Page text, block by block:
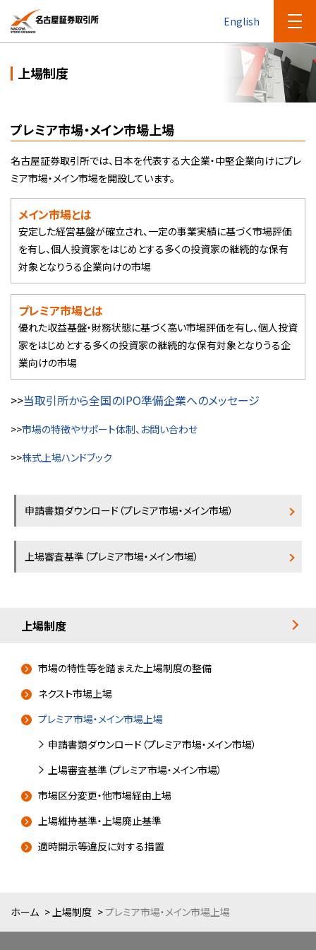
English
ホーム 上場制度 プレミア市場・メイン市場上場
上場制度
プレミア市場・メイン市場上場
名古屋証券取引所では、日本を代表する大企業・中堅企業向けにプレ
ミア市場・メイン市場を開設しています。
メイン市場とは
安定した経営基盤が確立され、一定の事業実績に基づく市場評価
を有し、個人投資家をはじめとする多くの投資家の継続的な保有
対象となりうる企業向けの市場
プレミア市場とは
優れた収益基盤・財務状態に基づく高い市場評価を有し、個人投資
家をはじめとする多くの投資家の継続的な保有対象となりうる企
業向けの市場
>>当取引所から全国のIPO準備企業へのメッセージ
>>市場の特徴やサポート体制、お問い合わせ
>>株式上場ハンドブック
申請書類ダウンロード（プレミア市場・メイン市場）
上場審査基準（プレミア市場・メイン市場）
上場制度
市場の特性等を踏まえた上場制度の整備
ネクスト市場上場
プレミア市場・メイン市場上場
申請書類ダウンロード（プレミア市場・メイン市場）
上場審査基準（プレミア市場・メイン市場）
市場区分変更・他市場経由上場
上場維持基準・上場廃止基準
適時開示等違反に対する措置